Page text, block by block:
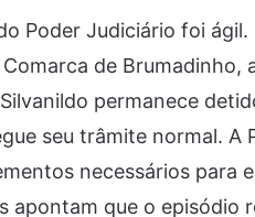
Poder Judiciário foi
de
permanece
seu trâmite normal. A
necessários para
apontam que o